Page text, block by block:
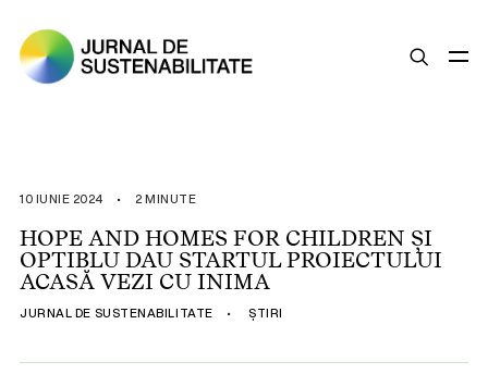
ȘTIRI
OPINII
ESG
COMPANII SUSTENABILE
10 IUNIE 2024 • 2 MINUTE
HOPE AND HOMES FOR CHILDREN ȘI
OPTIBLU DAU STARTUL PROIECTULUI
ACASĂ VEZI CU INIMA
JURNAL DE SUSTENABILITATE • ȘTIRI